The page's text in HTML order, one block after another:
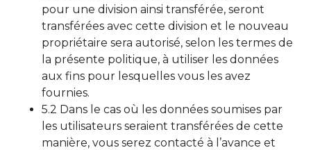
pour une division ainsi transférée, seront
transférées avec cette division et le nouveau
propriétaire sera autorisé, selon les termes de
la présente politique, à utiliser les données
aux fins pour lesquelles vous les avez
fournies.
5.2 Dans le cas où les données soumises par
les utilisateurs seraient transférées de cette
manière, vous serez contacté à l’avance et